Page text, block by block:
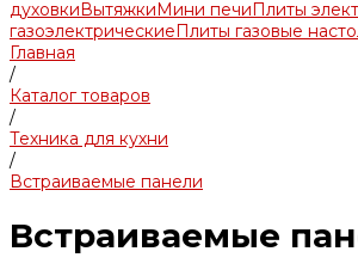
духовкиВытяжкиМини печиПлиты
газоэлектрическиеПлиты газовые
Главная
/
Каталог товаров
/
Техника для кухни
/
Встраиваемые панели
Встраиваемые